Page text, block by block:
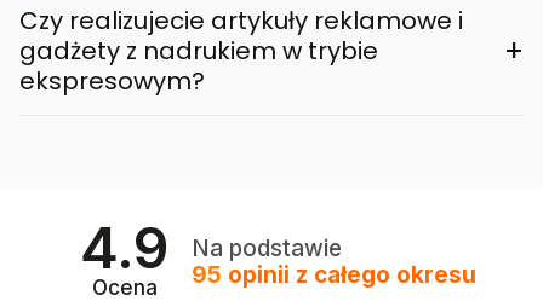
Czy realizujecie artykuły reklamowe i
gadżety z nadrukiem w trybie
ekspresowym?
+
4.9
Ocena
Na podstawie
95 opinii z całego okresu